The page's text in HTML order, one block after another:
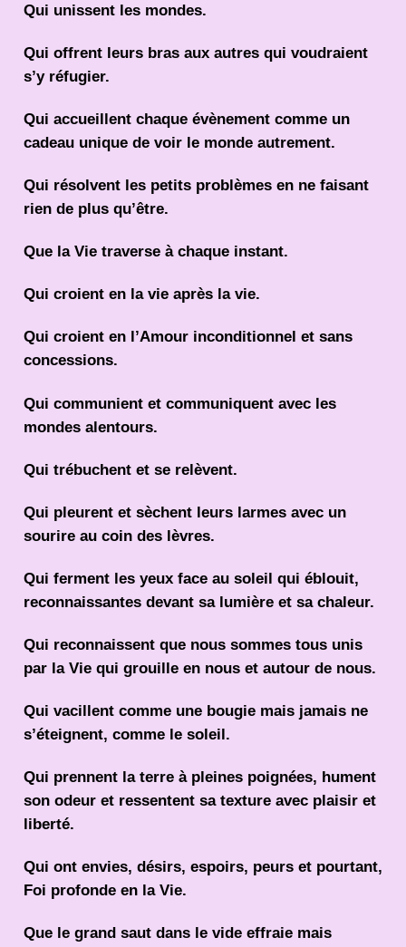
Qui unissent les mondes.
Qui offrent leurs bras aux autres qui voudraient
s’y réfugier.
Qui accueillent chaque évènement comme un
cadeau unique de voir le monde autrement.
Qui résolvent les petits problèmes en ne faisant
rien de plus qu’être.
Que la Vie traverse à chaque instant.
Qui croient en la vie après la vie.
Qui croient en l’Amour inconditionnel et sans
concessions.
Qui communient et communiquent avec les
mondes alentours.
Qui trébuchent et se relèvent.
Qui pleurent et sèchent leurs larmes avec un
sourire au coin des lèvres.
Qui ferment les yeux face au soleil qui éblouit,
reconnaissantes devant sa lumière et sa chaleur.
Qui reconnaissent que nous sommes tous unis
par la Vie qui grouille en nous et autour de nous.
Qui vacillent comme une bougie mais jamais ne
s’éteignent, comme le soleil.
Qui prennent la terre à pleines poignées, hument
son odeur et ressentent sa texture avec plaisir et
liberté.
Qui ont envies, désirs, espoirs, peurs et pourtant,
Foi profonde en la Vie.
Que le grand saut dans le vide effraie mais